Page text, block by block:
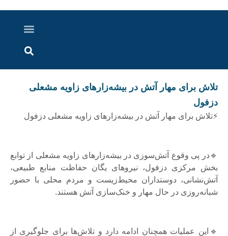
تلاش برای مهار آتش در بیشه‌زارهای زاویه مشعلی
دزفول
⚡تلاش برای مهار آتش در بیشه‌زارهای زاویه مشعلی دزفول
🔹در پی وقوع آتش‌سوزی در بیشه‌زارهای زاویه مشعلی از توابع
بخش مرکزی دزفول، نیروهای یگان حفاظت منابع طبیعی،
آتش‌نشانی، دوستداران محیط‌زیست و مردم محلی با حضور
شبانه‌روزی در حال مهار و خنک‌سازی آتش هستند.
🔹این عملیات همچنان ادامه دارد و تلاش‌ها برای جلوگیری از